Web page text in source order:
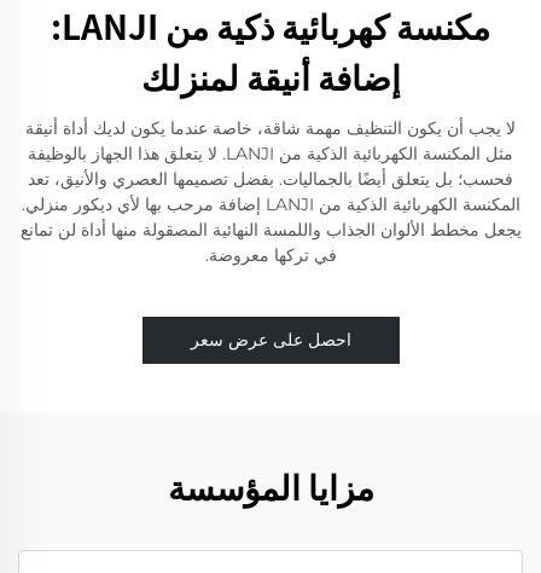
مكنسة كهربائية ذكية من LANJI:
إضافة أنيقة لمنزلك
لا يجب أن يكون التنظيف مهمة شاقة، خاصة عندما يكون لديك أداة أنيقة
مثل المكنسة الكهربائية الذكية من LANJI. لا يتعلق هذا الجهاز بالوظيفة
فحسب؛ بل يتعلق أيضًا بالجماليات. بفضل تصميمها العصري والأنيق، تعد
المكنسة الكهربائية الذكية من LANJI إضافة مرحب بها لأي ديكور منزلي.
يجعل مخطط الألوان الجذاب واللمسة النهائية المصقولة منها أداة لن تمانع
في تركها معروضة.
احصل على عرض سعر
مزايا المؤسسة